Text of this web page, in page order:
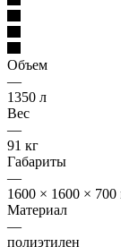
Объем
—
1350 л
Вес
—
91 кг
Габариты
—
1600 × 1600 ×
Материал
—
полиэтилен